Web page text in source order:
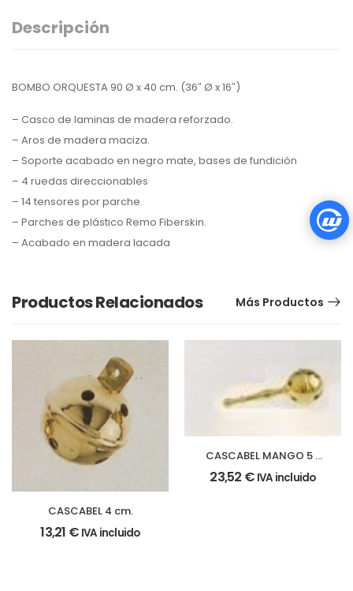
Descripción
BOMBO ORQUESTA 90 Ø x 40 cm. (36″ Ø x 16″)
– Casco de laminas de madera reforzado.
– Aros de madera maciza.
– Soporte acabado en negro mate, bases de fundición
– 4 ruedas direccionables
– 14 tensores por parche.
– Parches de plástico Remo Fiberskin.
– Acabado en madera lacada
Productos Relacionados Más Productos
CASCABEL 4 cm.
13,21 € IVA incluido
CASCABEL MANGO 5 x
15 cm.
23,52 € IVA incluido